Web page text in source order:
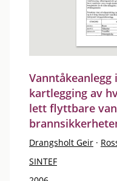
kartlegging av
lett flyttbare
Drangsholt Geir ·
SINTEF